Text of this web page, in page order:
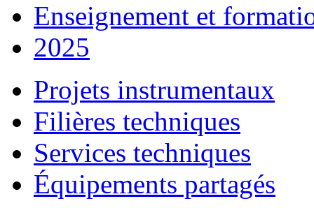
Enseignement et
2025
Projets instrumentaux
Filières techniques
Services techniques
Équipements partagés